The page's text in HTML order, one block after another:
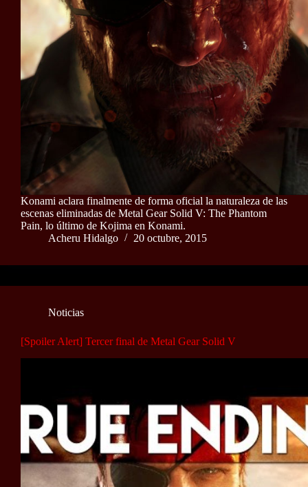
Konami aclara finalmente de forma oficial la naturaleza de las
escenas eliminadas de Metal Gear Solid V: The Phantom
Pain, lo último de Kojima en Konami.
Acheru Hidalgo
20 octubre, 2015
Noticias
[Spoiler Alert] Tercer final de Metal Gear Solid V